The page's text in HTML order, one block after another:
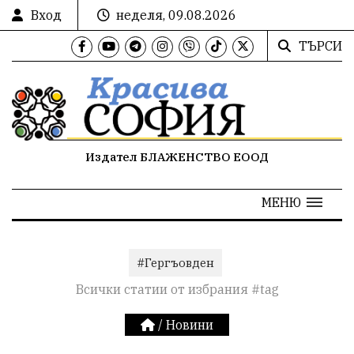
Вход
неделя, 09.08.2026
ТЪРСИ
Издател БЛАЖЕНСТВО ЕООД
МЕНЮ
#Гергъовден
Всички статии от избрания #tag
/ Новини